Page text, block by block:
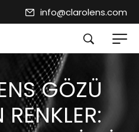
info@clarolens.com
GÖZÜ
RENKLER: